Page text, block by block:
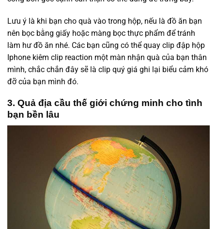
Lưu ý là khi bạn cho quà vào trong hộp, nếu là đồ ăn bạn
nên bọc bằng giấy hoặc màng bọc thực phẩm để tránh
làm hư đồ ăn nhé. Các bạn cũng có thể quay clip đập hộp
Iphone kiêm clip reaction một màn nhận quà của bạn thân
mình, chắc chắn đây sẽ là clip quý giá ghi lại biểu cảm khó
đỡ của bạn mình đó.
3. Quả địa cầu thế giới chứng minh cho tình
bạn bền lâu